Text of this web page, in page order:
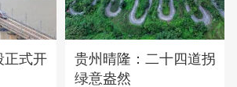
正式开
贵州晴隆：二十四道拐
绿意盎然